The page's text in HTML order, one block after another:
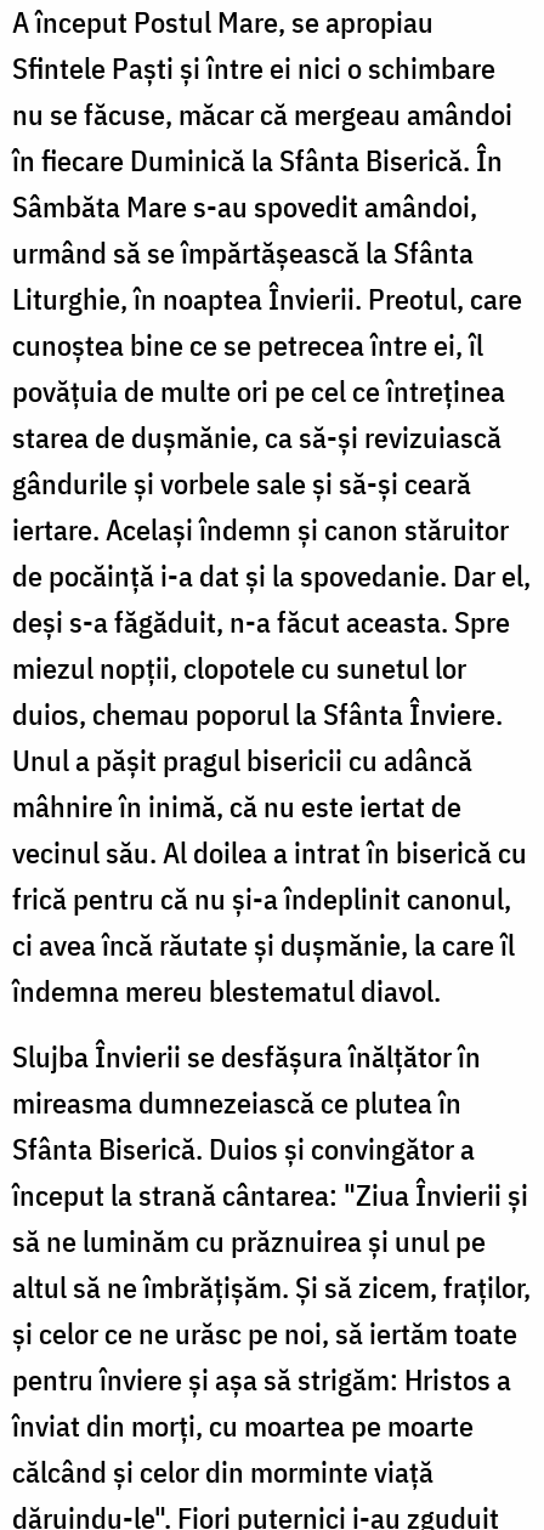
A început Postul Mare, se apropiau
Sfintele Paști și între ei nici o schimbare
nu se făcuse, măcar că mergeau amândoi
în fiecare Duminică la Sfânta Biserică. În
Sâmbăta Mare s-au spovedit amândoi,
urmând să se împărtășească la Sfânta
Liturghie, în noaptea Învierii. Preotul, care
cunoștea bine ce se petrecea între ei, îl
povățuia de multe ori pe cel ce întreținea
starea de dușmănie, ca să-și revizuiască
gândurile și vorbele sale și să-și ceară
iertare. Același îndemn și canon stăruitor
de pocăință i-a dat și la spovedanie. Dar el,
deși s-a făgăduit, n-a făcut aceasta. Spre
miezul nopții, clopotele cu sunetul lor
duios, chemau poporul la Sfânta Înviere.
Unul a pășit pragul bisericii cu adâncă
mâhnire în inimă, că nu este iertat de
vecinul său. Al doilea a intrat în biserică cu
frică pentru că nu și-a îndeplinit canonul,
ci avea încă răutate și dușmănie, la care îl
îndemna mereu blestematul diavol.
Slujba Învierii se desfășura înălțător în
mireasma dumnezeiască ce plutea în
Sfânta Biserică. Duios și convingător a
început la strană cântarea: "Ziua Învierii și
să ne luminăm cu prăznuirea și unul pe
altul să ne îmbrățișăm. Și să zicem, fraților,
și celor ce ne urăsc pe noi, să iertăm toate
pentru înviere și așa să strigăm: Hristos a
înviat din morți, cu moartea pe moarte
călcând și celor din morminte viață
dăruindu-le". Fiori puternici i-au zguduit